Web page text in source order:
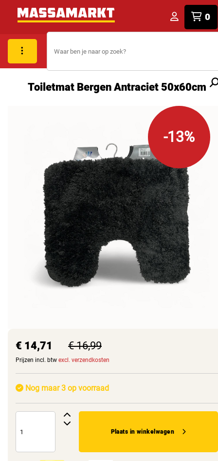
0
Toiletmat Bergen Antraciet 50x60cm
-13%
€ 14,71 € 16,99
Prijzen incl. btw excl. verzendkosten
Nog maar 3 op voorraad
Plaats in winkelwagen